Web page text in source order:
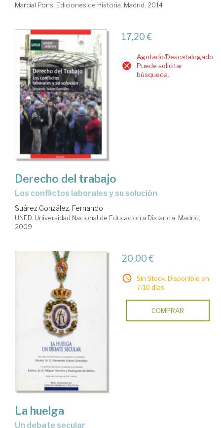
Marcial Pons, Ediciones de Historia. Madrid, 2014
17,20 €
Agotado/Descatalogado.
Puede solicitar
búsqueda.
Derecho del trabajo
los conflictos laborales y su solución
Suárez González, Fernando
UNED. Universidad Nacional de Educacion a Distancia. Madrid,
2009
20,00 €
Sin Stock. Disponible en
7/10 días.
COMPRAR
La huelga
un debate secular